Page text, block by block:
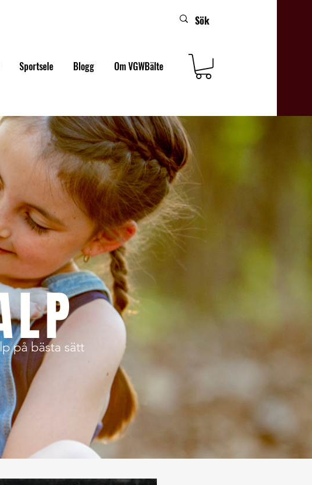
Sportsele Blogg Om VGWBälte
på bästa sätt